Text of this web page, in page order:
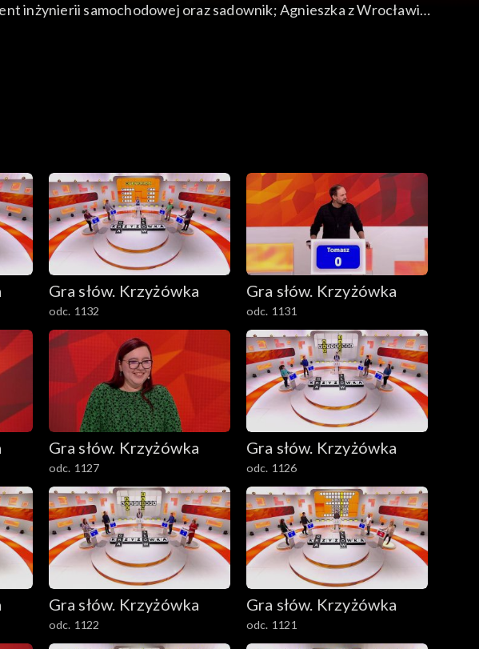
inżynierii samochodowej oraz sadownik; Agnieszka z Wrocławia
Gra słów. Krzyżówka
odc. 1132
Gra słów. Krzyżówka
odc. 1131
Gra słów. Krzyżówka
odc. 1127
Gra słów. Krzyżówka
odc. 1126
Gra słów. Krzyżówka
odc. 1122
Gra słów. Krzyżówka
odc. 1121